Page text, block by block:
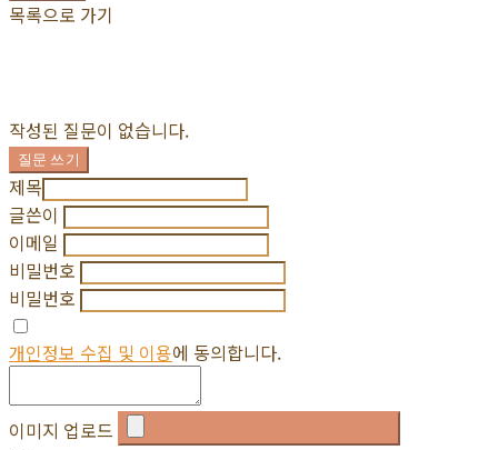
목록으로 가기
작성된 질문이 없습니다.
질문 쓰기
제목
글쓴이
이메일
비밀번호
비밀번호
개인정보 수집 및 이용에 동의합니다.
이미지 업로드